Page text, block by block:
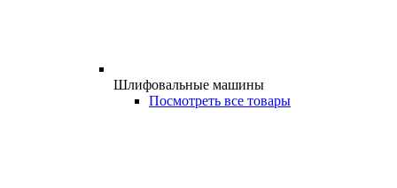
Шлифовальные машины
Посмотреть все товары